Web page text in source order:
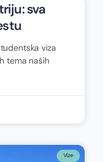
sva
viza
tema naših
Vize